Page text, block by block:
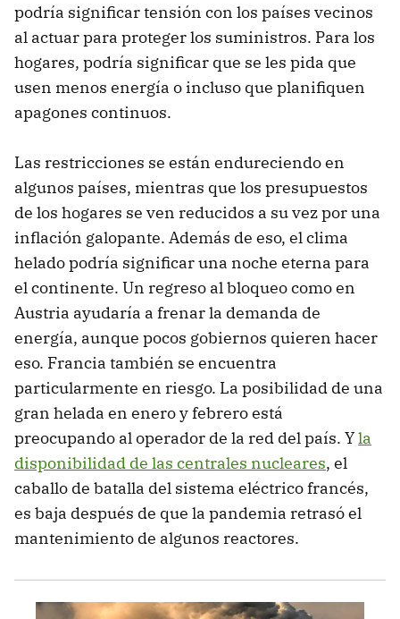
podría significar tensión con los países vecinos
al actuar para proteger los suministros. Para los
hogares, podría significar que se les pida que
usen menos energía o incluso que planifiquen
apagones continuos.
Las restricciones se están endureciendo en
algunos países, mientras que los presupuestos
de los hogares se ven reducidos a su vez por una
inflación galopante. Además de eso, el clima
helado podría significar una noche eterna para
el continente. Un regreso al bloqueo como en
Austria ayudaría a frenar la demanda de
energía, aunque pocos gobiernos quieren hacer
eso. Francia también se encuentra
particularmente en riesgo. La posibilidad de una
gran helada en enero y febrero está
preocupando al operador de la red del país. Yla
disponibilidad de las centrales nucleares, el
caballo de batalla del sistema eléctrico francés,
es baja después de que la pandemia retrasó el
mantenimiento de algunos reactores.